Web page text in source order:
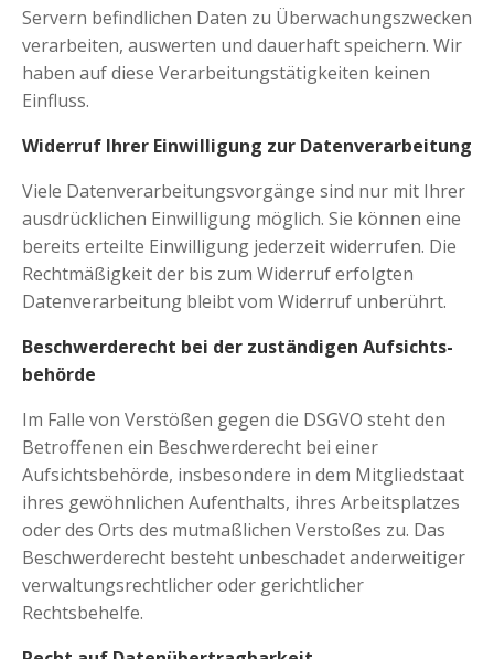
Servern befindlichen Daten zu Überwachungszwecken
verarbeiten, auswerten und dauerhaft speichern. Wir
haben auf diese Verarbeitungstätigkeiten keinen
Einfluss.
Widerruf Ihrer Einwilligung zur Datenverarbeitung
Viele Datenverarbeitungsvorgänge sind nur mit Ihrer
ausdrücklichen Einwilligung möglich. Sie können eine
bereits erteilte Einwilligung jederzeit widerrufen. Die
Rechtmäßigkeit der bis zum Widerruf erfolgten
Datenverarbeitung bleibt vom Widerruf unberührt.
Beschwerde­recht bei der zuständigen Aufsichts­
behörde
Im Falle von Verstößen gegen die DSGVO steht den
Betroffenen ein Beschwerderecht bei einer
Aufsichtsbehörde, insbesondere in dem Mitgliedstaat
ihres gewöhnlichen Aufenthalts, ihres Arbeitsplatzes
oder des Orts des mutmaßlichen Verstoßes zu. Das
Beschwerderecht besteht unbeschadet anderweitiger
verwaltungsrechtlicher oder gerichtlicher
Rechtsbehelfe.